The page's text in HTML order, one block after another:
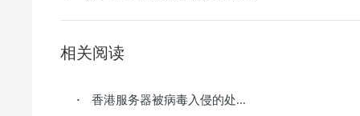
相关阅读
· 香港服务器被病毒入侵的处...